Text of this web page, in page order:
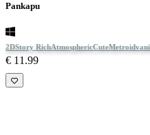
Pankapu
2DStory RichAtmosphericCute
€ 11.99